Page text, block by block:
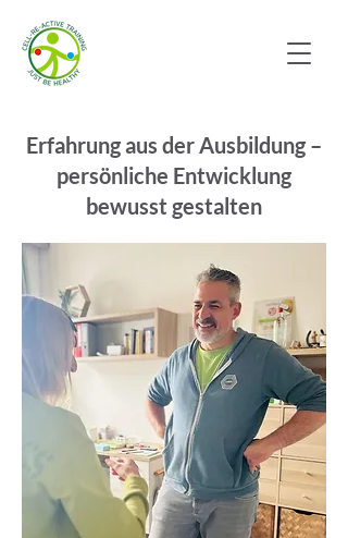
Erfahrung aus der Ausbildung –
persönliche Entwicklung
bewusst gestalten